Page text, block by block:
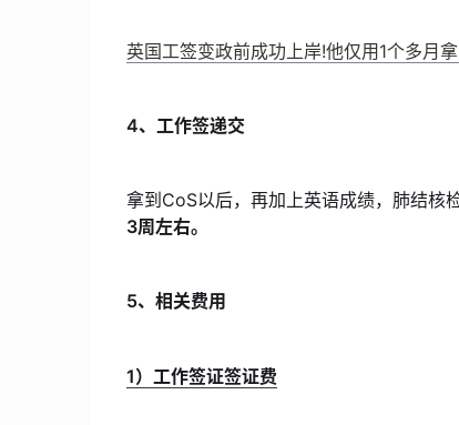
英国工签变政前成功上岸!他仅用1个多月
4、工作签递交
拿到CoS以后，再加上英语成绩，肺结核
3周左右。
5、相关费用
1）工作签证签证费